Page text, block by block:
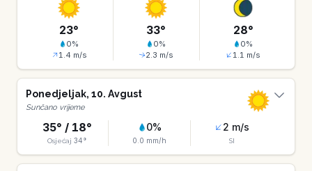
23°
0%
1.4 m/s
33°
0%
2.3 m/s
28°
0%
1.1 m/s
Ponedjeljak, 10. Avgust
Sunčano vrijeme
35° / 18°
Osjećaj 34°
0%
0.0 mm/h
2 m/s
SI